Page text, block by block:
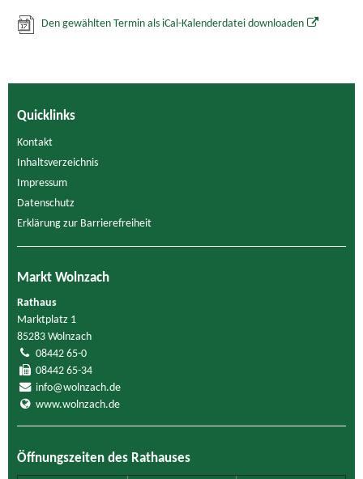
Den gewählten Termin als iCal-Kalenderdatei downloaden
Quicklinks
Kontakt
Inhaltsverzeichnis
Impressum
Datenschutz
Erklärung zur Barrierefreiheit
Markt Wolnzach
Rathaus
Marktplatz 1
85283 Wolnzach
08442 65-0
08442 65-34
info@wolnzach.de
www.wolnzach.de
Öffnungszeiten des Rathauses